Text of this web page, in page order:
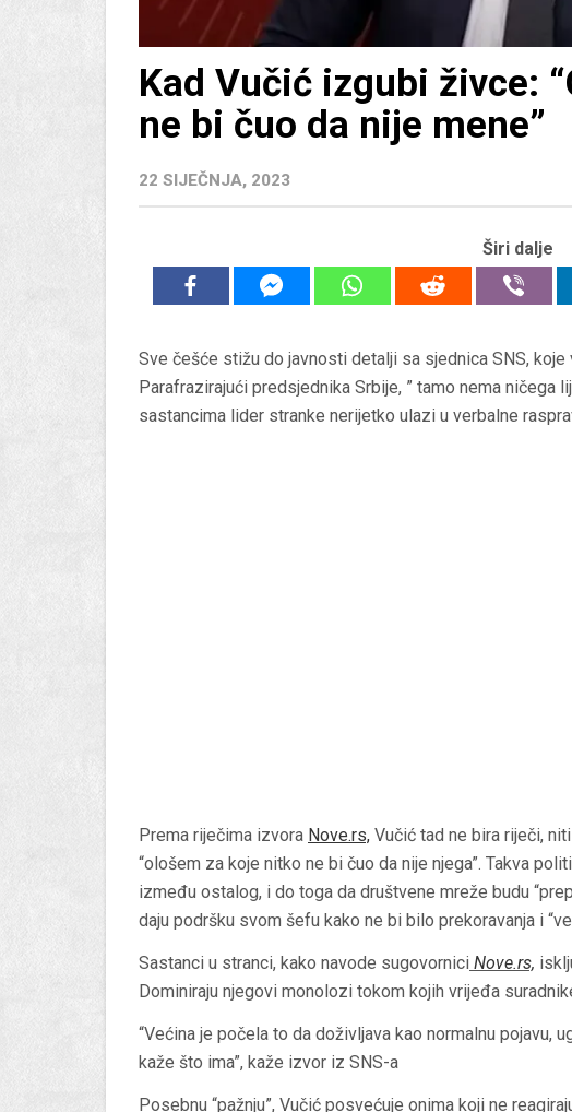
Kad Vučić izgubi živce:
ne bi čuo da nije mene”
22 SIJEČNJA, 2023
Širi dalje
Sve češće stižu do javnosti detalji sa sjednica SNS,
Parafrazirajući predsjednika Srbije, ” tamo nema ničega
sastancima lider stranke nerijetko ulazi u verbalne
Prema riječima izvora Nove.rs, Vučić tad ne bira riječi,
“ološem za koje nitko ne bi čuo da nije njega”. Takva
između ostalog, i do toga da društvene mreže budu
daju podršku svom šefu kako ne bi bilo prekoravanja i
Sastanci u stranci, kako navode sugovornici Nove.rs,
Dominiraju njegovi monolozi tokom kojih vrijeđa
“Većina je počela to da doživljava kao normalnu pojavu,
kaže što ima”, kaže izvor iz SNS-a
Posebnu “pažnju”, Vučić posvećuje onima koji ne